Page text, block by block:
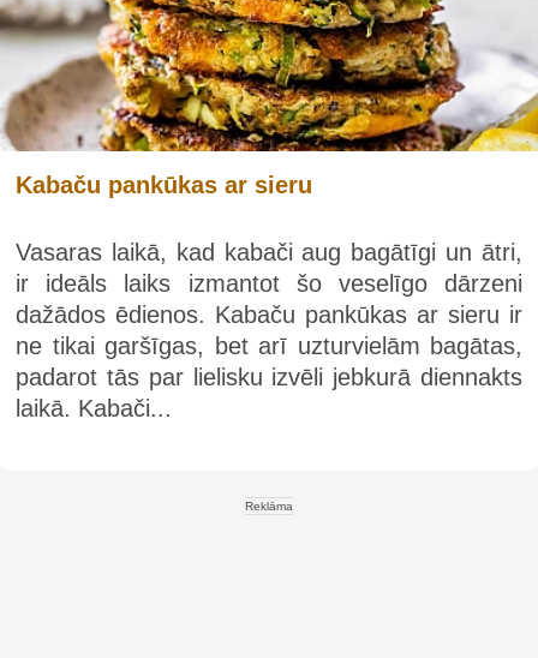
Kabaču pankūkas ar sieru
Vasaras laikā, kad kabači aug bagātīgi un ātri,
ir ideāls laiks izmantot šo veselīgo dārzeni
dažādos ēdienos. Kabaču pankūkas ar sieru ir
ne tikai garšīgas, bet arī uzturvielām bagātas,
padarot tās par lielisku izvēli jebkurā diennakts
laikā. Kabači...
Reklāma